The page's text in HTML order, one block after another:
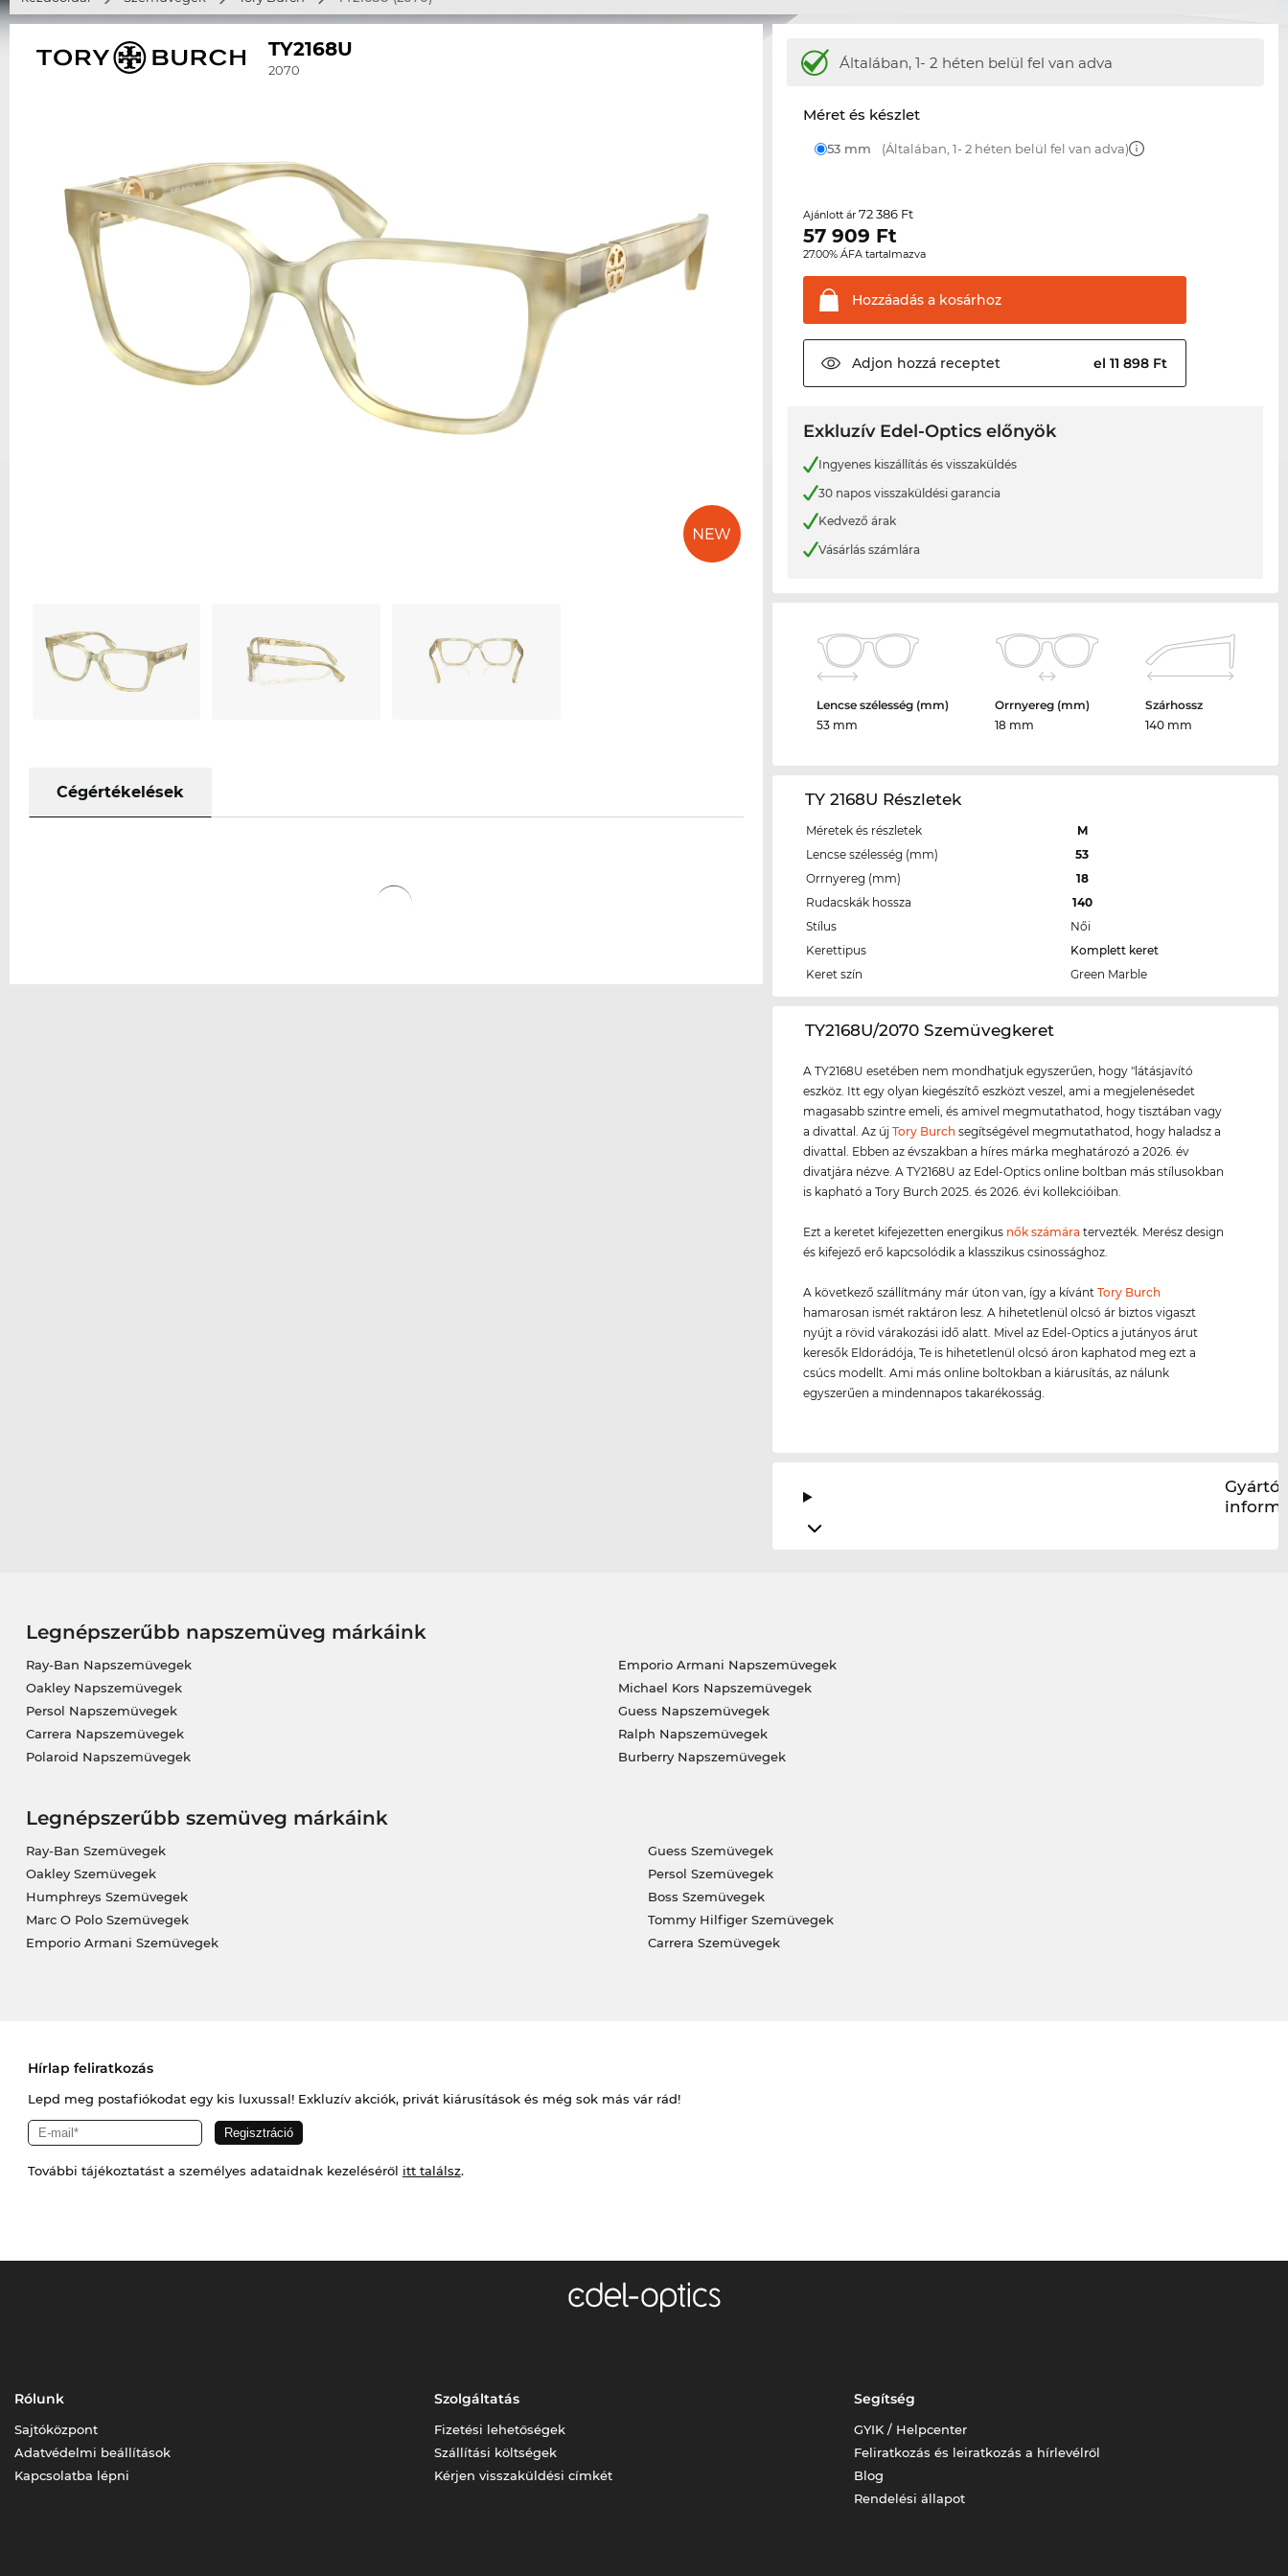
TY2168U
2070
Cégértékelések
Általában, 1- 2 héten belül fel van adva
Méret és készlet
53 mm (Általában, 1- 2 héten belül fel van adva)
Ajánlott ár72 386 Ft
57 909 Ft
27.00% ÁFA tartalmazva
Hozzáadás a kosárhoz
Adjon hozzá receptet el 11 898 Ft
Exkluzív Edel-Optics előnyök
Ingyenes kiszállítás és visszaküldés
30 napos visszaküldési garancia
Kedvező árak
Vásárlás számlára
Lencse szélesség (mm)
53 mm
Orrnyereg (mm)
18 mm
Szárhossz
140 mm
TY 2168U Részletek
Méretek és részletek
M
Lencse szélesség (mm)
53
Orrnyereg (mm)
18
Rudacskák hossza
140
Stílus
Női
Kerettipus
Komplett keret
Keret szín
Green Marble
‌TY2168U/2070 Szemüvegkeret
A TY2168U esetében nem mondhatjuk egyszerűen, hogy "látásjavító
eszköz. Itt egy olyan kiegészítő eszközt veszel, ami a megjelenésedet
magasabb szintre emeli, és amivel megmutathatod, hogy tisztában vagy
a divattal. Az újTory Burch segítségével megmutathatod, hogy haladsz a
divattal. Ebben az évszakban a híres márka meghatározó a 2026. év
divatjára nézve. A TY2168U az Edel-Optics online boltban más stílusokban
is kapható a Tory Burch 2025. és 2026. évi kollekcióiban.
Ezt a keretet kifejezetten energikus nők számára tervezték. Merész design
és kifejező erő kapcsolódik a klasszikus csinossághoz.
A következő szállítmány már úton van, így a kívántTory Burch
hamarosan ismét raktáron lesz. A hihetetlenül olcsó ár biztos vigaszt
nyújt a rövid várakozási idő alatt. Mivel az Edel-Optics a jutányos árut
keresők Eldorádója, Te is hihetetlenül olcsó áron kaphatod meg ezt a
csúcs modellt. Ami más online boltokban a kiárusítás, az nálunk
egyszerűen a mindennapos takarékosság.
Gyártói
Legnépszerűbb napszemüveg márkáink
Ray-Ban Napszemüvegek
Oakley Napszemüvegek
Persol Napszemüvegek
Carrera Napszemüvegek
Polaroid Napszemüvegek
Emporio Armani Napszemüvegek
Michael Kors Napszemüvegek
Guess Napszemüvegek
Ralph Napszemüvegek
Burberry Napszemüvegek
Legnépszerűbb szemüveg márkáink
Ray-Ban Szemüvegek
Oakley Szemüvegek
Humphreys Szemüvegek
Marc O Polo Szemüvegek
Emporio Armani Szemüvegek
Guess Szemüvegek
Persol Szemüvegek
Boss Szemüvegek
Tommy Hilfiger Szemüvegek
Carrera Szemüvegek
Hírlap feliratkozás
Lepd meg postafiókodat egy kis luxussal! Exkluzív akciók, privát kiárusítások és még sok más vár rád!
További tájékoztatást a személyes adataidnak kezeléséről itt találsz.
Rólunk
Sajtóközpont
Adatvédelmi beállítások
Kapcsolatba lépni
Szolgáltatás
Fizetési lehetőségek
Szállítási költségek
Kérjen visszaküldési címkét
Segítség
GYIK / Helpcenter
Feliratkozás és leiratkozás a hírlevélről
Blog
Rendelési állapot